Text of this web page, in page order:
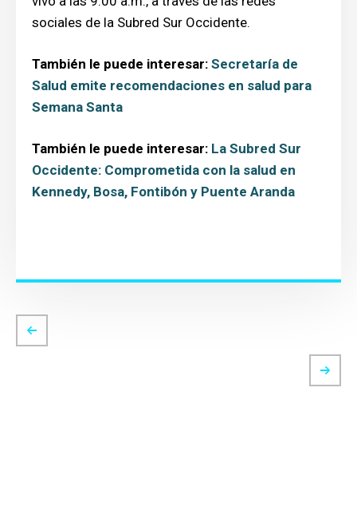
sociales de la Subred Sur Occidente.
También le puede interesar: Secretaría de
Salud emite recomendaciones en salud para
Semana Santa
También le puede interesar: La Subred Sur
Occidente: Comprometida con la salud en
Kennedy, Bosa, Fontibón y Puente Aranda